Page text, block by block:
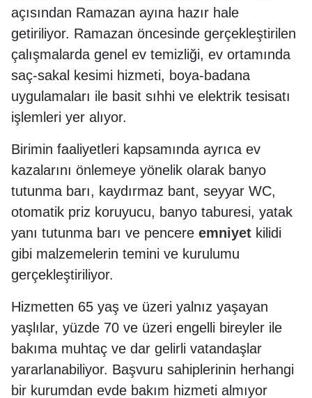
açısından Ramazan ayına hazır hale
getiriliyor. Ramazan öncesinde gerçekleştirilen
çalışmalarda genel ev temizliği, ev ortamında
saç-sakal kesimi hizmeti, boya-badana
uygulamaları ile basit sıhhi ve elektrik tesisatı
işlemleri yer alıyor.
Birimin faaliyetleri kapsamında ayrıca ev
kazalarını önlemeye yönelik olarak banyo
tutunma barı, kaydırmaz bant, seyyar WC,
otomatik priz koruyucu, banyo taburesi, yatak
yanı tutunma barı ve pencere emniyet kilidi
gibi malzemelerin temini ve kurulumu
gerçekleştiriliyor.
Hizmetten 65 yaş ve üzeri yalnız yaşayan
yaşlılar, yüzde 70 ve üzeri engelli bireyler ile
bakıma muhtaç ve dar gelirli vatandaşlar
yararlanabiliyor. Başvuru sahiplerinin herhangi
bir kurumdan evde bakım hizmeti almıyor